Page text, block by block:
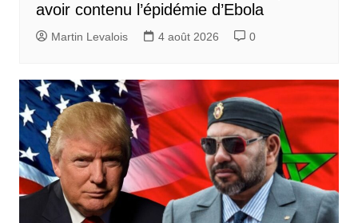
avoir contenu l’épidémie d’Ebola
Martin Levalois 4 août 2026 0